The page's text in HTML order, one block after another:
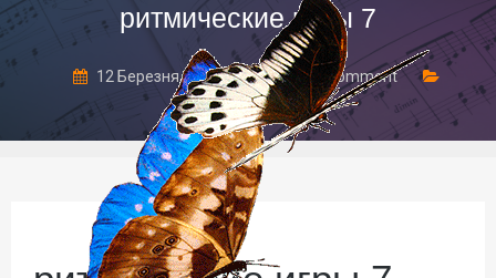
ритмические игры 7
12 Березня, 2018 Leave a comment